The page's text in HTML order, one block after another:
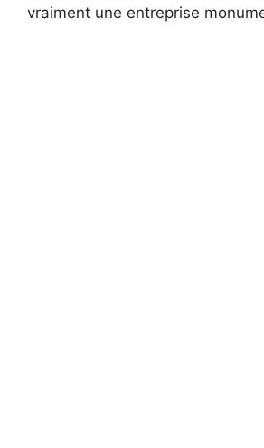
vraiment une entreprise